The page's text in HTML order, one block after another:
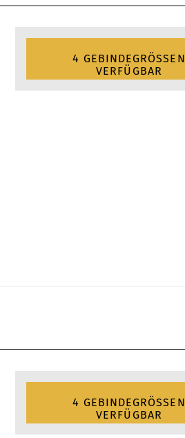
4 GEBINDEGRÖSSEN V
ERFÜGBAR
4 GEBINDEGRÖSSEN V
ERFÜGBAR